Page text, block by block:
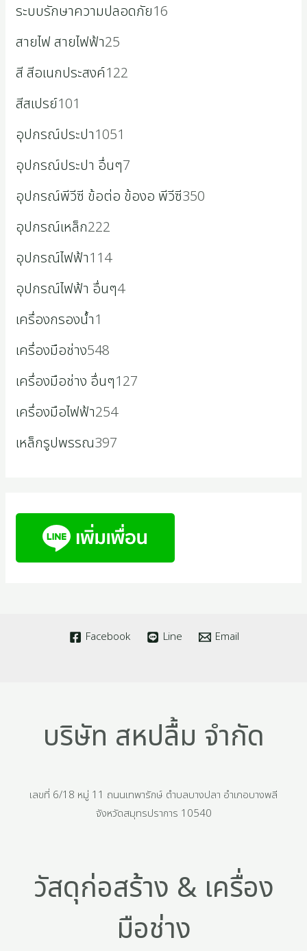
ระบบรักษาความปลอดภัย16
สายไฟ สายไฟฟ้า25
สี สีอเนกประสงค์122
สีสเปรย์101
อุปกรณ์ประปา1051
อุปกรณ์ประปา อื่นๆ7
อุปกรณ์พีวีซี ข้อต่อ ข้องอ พีวีซี350
อุปกรณ์เหล็ก222
อุปกรณ์ไฟฟ้า114
อุปกรณ์ไฟฟ้า อื่นๆ4
เครื่องกรองน้ำ1
เครื่องมือช่าง548
เครื่องมือช่าง อื่นๆ127
เครื่องมือไฟฟ้า254
เหล็กรูปพรรณ397
Facebook Line Email
บริษัท สหปลื้ม จำกัด
เลขที่ 6/18 หมู่ 11 ถนนเทพารักษ์ ตำบลบางปลา อำเภอบางพลี
จังหวัดสมุทรปราการ 10540
วัสดุก่อสร้าง & เครื่อง
มือช่าง